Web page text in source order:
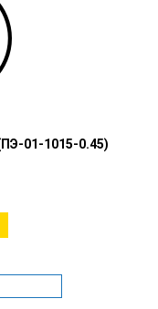
01-1015-0.45)